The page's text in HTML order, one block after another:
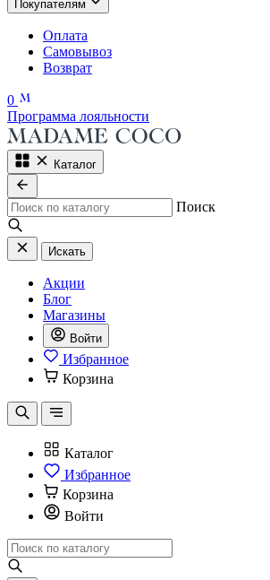
Покупателям
Оплата
Самовывоз
Возврат
0
Программа лояльности
Каталог
Поиск
Искать
Акции
Блог
Магазины
Войти
Избранное
Корзина
Каталог
Избранное
Корзина
Войти